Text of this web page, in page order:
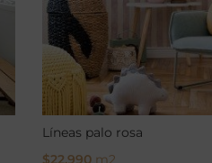
Líneas palo rosa
$22.990m2